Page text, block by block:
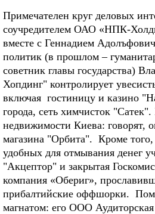
Примечателен круг деловых
соучредителем ОАО «НПК-
вместе с Геннадием
политик (в прошлом –
советник главы государства)
Хопдинг" контролирует
включая гостиницу и казино
города, сеть химчисток
недвижимости Киева: говорят,
магазина "Орбита". Кроме того,
удобных для отмывания денег
"Акцептор" и закрытая
компания «Обериг»,
прибалтийские оффшорки.
магнатом: его ООО